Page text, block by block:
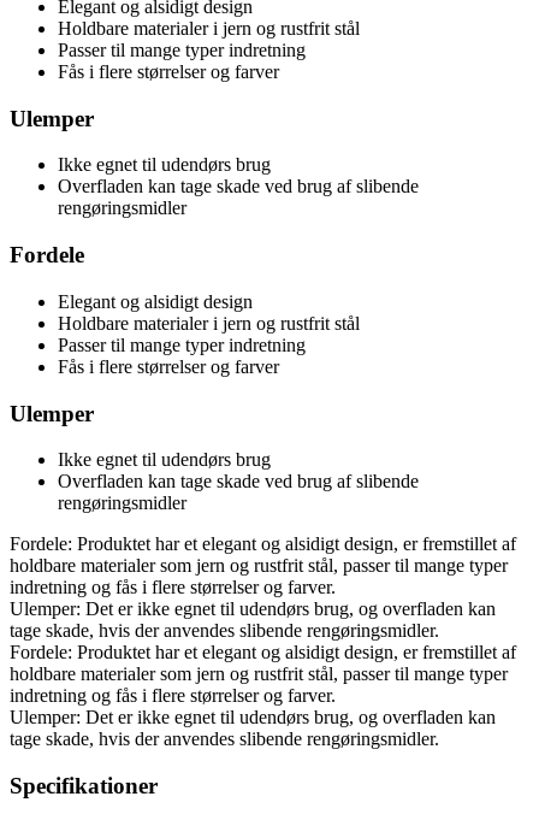
Elegant og alsidigt design
Holdbare materialer i jern og rustfrit stål
Passer til mange typer indretning
Fås i flere størrelser og farver
Ulemper
Ikke egnet til udendørs brug
Overfladen kan tage skade ved brug af slibende
rengøringsmidler
Fordele
Elegant og alsidigt design
Holdbare materialer i jern og rustfrit stål
Passer til mange typer indretning
Fås i flere størrelser og farver
Ulemper
Ikke egnet til udendørs brug
Overfladen kan tage skade ved brug af slibende
rengøringsmidler
Fordele: Produktet har et elegant og alsidigt design, er fremstillet af
holdbare materialer som jern og rustfrit stål, passer til mange typer
indretning og fås i flere størrelser og farver.
Ulemper: Det er ikke egnet til udendørs brug, og overfladen kan
tage skade, hvis der anvendes slibende rengøringsmidler.
Fordele: Produktet har et elegant og alsidigt design, er fremstillet af
holdbare materialer som jern og rustfrit stål, passer til mange typer
indretning og fås i flere størrelser og farver.
Ulemper: Det er ikke egnet til udendørs brug, og overfladen kan
tage skade, hvis der anvendes slibende rengøringsmidler.
Specifikationer